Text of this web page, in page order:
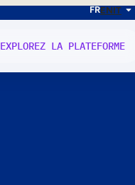
FRENIT
EXPLOREZ LA PLATEFORME